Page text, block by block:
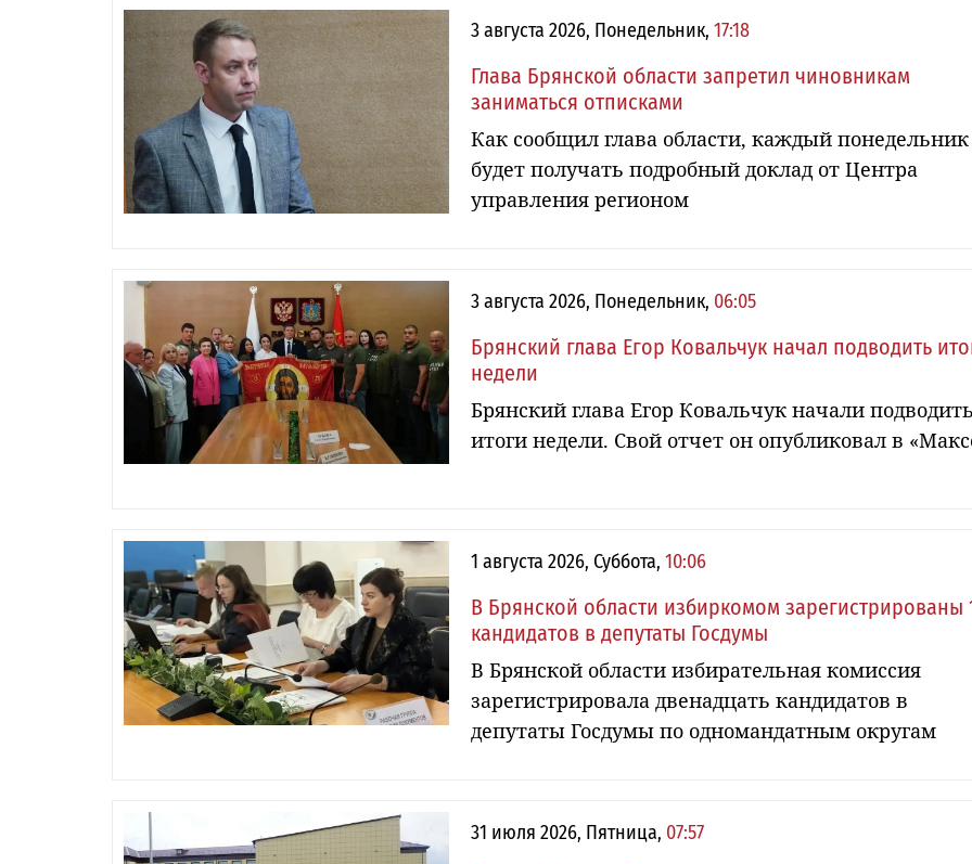
3 августа 2026, Понедельник, 17:18
Глава Брянской области запретил чиновникам
заниматься отписками
Как сообщил глава области, каждый
будет получать подробный доклад от Центра
управления регионом
3 августа 2026, Понедельник, 06:05
Брянский глава Егор Ковальчук начал подводить
недели
Брянский глава Егор Ковальчук начали подводить
итоги недели. Свой отчет он опубликовал в
1 августа 2026, Суббота, 10:06
В Брянской области избиркомом зарегистрированы
кандидатов в депутаты Госдумы
В Брянской области избирательная комиссия
зарегистрировала двенадцать кандидатов в
депутаты Госдумы по одномандатным округам
31 июля 2026, Пятница, 07:57